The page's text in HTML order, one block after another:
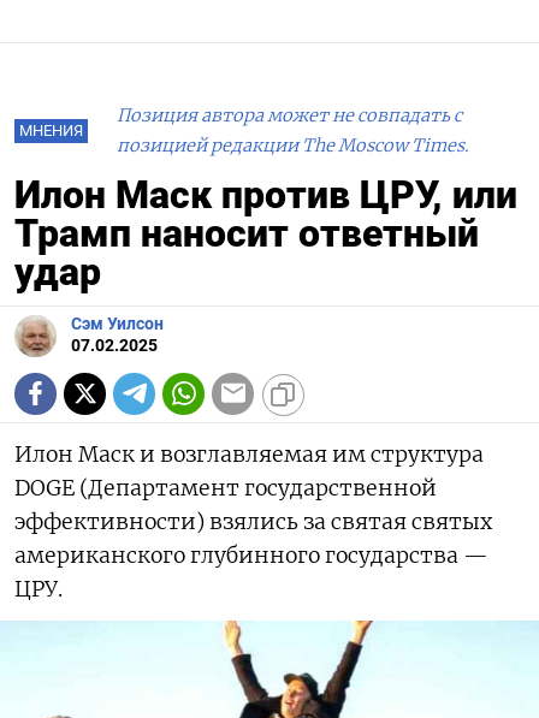
МНЕНИЯ
Позиция автора может не совпадать с
позицией редакции The Moscow Times.
Илон Маск против ЦРУ, или
Трамп наносит ответный
удар
Сэм Уилсон
07.02.2025
Илон Маск и возглавляемая им структура
DOGE (Департамент государственной
эффективности) взялись за святая святых
американского глубинного государства —
ЦРУ.